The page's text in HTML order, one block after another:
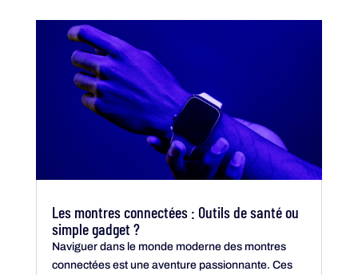
Les montres connectées : Outils de santé ou
simple gadget ?
Naviguer dans le monde moderne des montres
connectées est une aventure passionnante. Ces